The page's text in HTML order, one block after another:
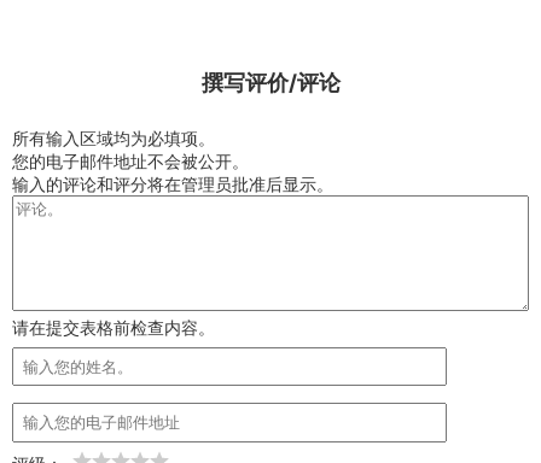
撰写评价/评论
所有输入区域均为必填项。
您的电子邮件地址不会被公开。
输入的评论和评分将在管理员批准后显示。
请在提交表格前检查内容。